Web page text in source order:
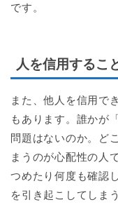
です。
人を信用するこ
また、他人を信用で
もあります。誰かが
問題はないのか。ど
まうのが心配性の人
つめたり何度も確認
を引き起こしてしま